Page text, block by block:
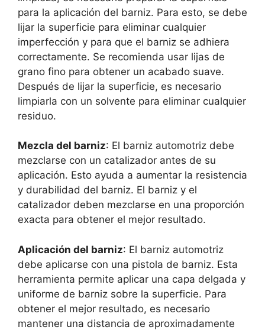
para la aplicación del barniz. Para esto, se debe
lijar la superficie para eliminar cualquier
imperfección y para que el barniz se adhiera
correctamente. Se recomienda usar lijas de
grano fino para obtener un acabado suave.
Después de lijar la superficie, es necesario
limpiarla con un solvente para eliminar cualquier
residuo.
Mezcla del barniz: El barniz automotriz debe
mezclarse con un catalizador antes de su
aplicación. Esto ayuda a aumentar la resistencia
y durabilidad del barniz. El barniz y el
catalizador deben mezclarse en una proporción
exacta para obtener el mejor resultado.
Aplicación del barniz: El barniz automotriz
debe aplicarse con una pistola de barniz. Esta
herramienta permite aplicar una capa delgada y
uniforme de barniz sobre la superficie. Para
obtener el mejor resultado, es necesario
mantener una distancia de aproximadamente